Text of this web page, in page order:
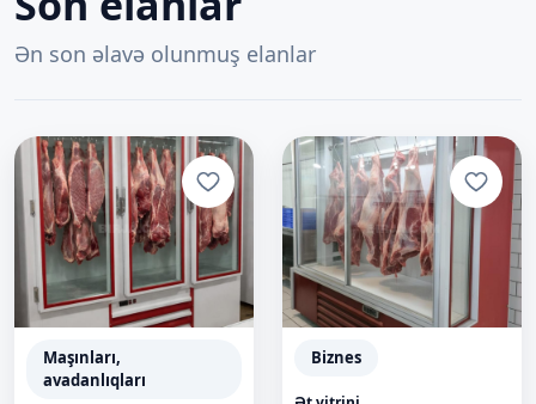
Ən son əlavə olunmuş elanlar
Maşınları,
avadanlıqları
Biznes